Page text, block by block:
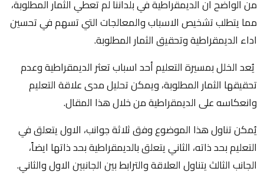
من الواضح ان الديمقراطية في بلداننا لم تعطي الثمار المطلوبة،
مما يتطلب تشخيص الاسباب والمعالجات التي تسهم في تحسين
اداء الديمقراطية وتحقيق الثمار المطلوبة.
يُعد الخلل بمسيرة التعليم أحد اسباب تعثر الديمقراطية وعدم
تحقيقها الثمار المطلوبة، ويمكن تحليل مدى علاقة التعليم
وانعكاسه على الديمقراطية من خلال هذا المقال.
يُمكن تناول هذا الموضوع وفق ثلاثة جوانب، الاول يتعلق في
التعليم بحد ذاته، الثاني يتعلق بالديمقراطية بحد ذاتها ايضاً،
الجانب الثالث يتناول العلاقة والترابط بين الجانبين الاول والثاني.